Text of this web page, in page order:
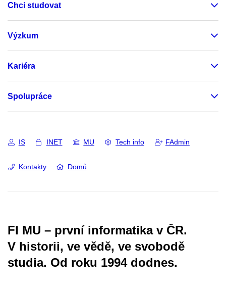
Chci studovat
Výzkum
Kariéra
Spolupráce
IS INET MU Tech info FAdmin
Kontakty Domů
FI MU – první informatika v ČR.
V historii, ve vědě, ve svobodě
studia. Od roku 1994 dodnes.